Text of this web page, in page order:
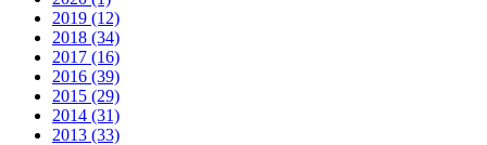
2019 (12)
2018 (34)
2017 (16)
2016 (39)
2015 (29)
2014 (31)
2013 (33)